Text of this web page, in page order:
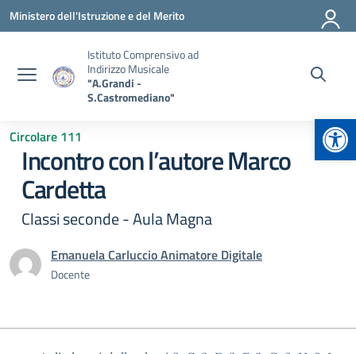
Vai ai contenuti
Vai al menu di navigazione
Vai al footer
Ministero dell'Istruzione e del Merito
Istituto Comprensivo ad
Indirizzo Musicale
"A.Grandi -
S.Castromediano"
Circolare 111
Incontro con l’autore Marco
Cardetta
Classi seconde - Aula Magna
Emanuela Carluccio Animatore Digitale
Docente